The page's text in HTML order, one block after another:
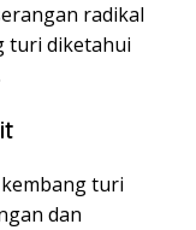
radikal
turi diketahui
turi
dan